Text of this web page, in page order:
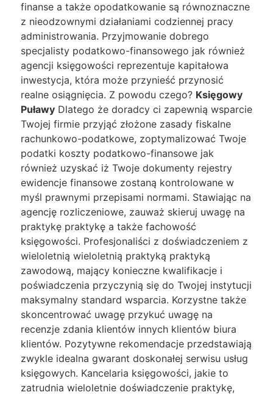
finanse a także opodatkowanie są równoznaczne
z nieodzownymi działaniami codziennej pracy
administrowania. Przyjmowanie dobrego
specjalisty podatkowo-finansowego jak również
agencji księgowości reprezentuje kapitałowa
inwestycja, która może przynieść przynosić
realne osiągnięcia. Z powodu czego? Księgowy
Puławy Dlatego że doradcy ci zapewnią wsparcie
Twojej firmie przyjąć złożone zasady fiskalne
rachunkowo-podatkowe, zoptymalizować Twoje
podatki koszty podatkowo-finansowe jak
również uzyskać iż Twoje dokumenty rejestry
ewidencje finansowe zostaną kontrolowane w
myśl prawnymi przepisami normami. Stawiając na
agencję rozliczeniowe, zauważ skieruj uwagę na
praktykę praktykę a także fachowość
księgowości. Profesjonaliści z doświadczeniem z
wieloletnią wieloletnią praktyką praktyką
zawodową, mający konieczne kwalifikacje i
poświadczenia przyczynią się do Twojej instytucji
maksymalny standard wsparcia. Korzystne także
skoncentrować uwagę przykuć uwagę na
recenzje zdania klientów innych klientów biura
klientów. Pozytywne rekomendacje przedstawiają
zwykle idealna gwarant doskonałej serwisu usług
księgowych. Kancelaria księgowości, jakie to
zatrudnia wieloletnie doświadczenie praktykę,